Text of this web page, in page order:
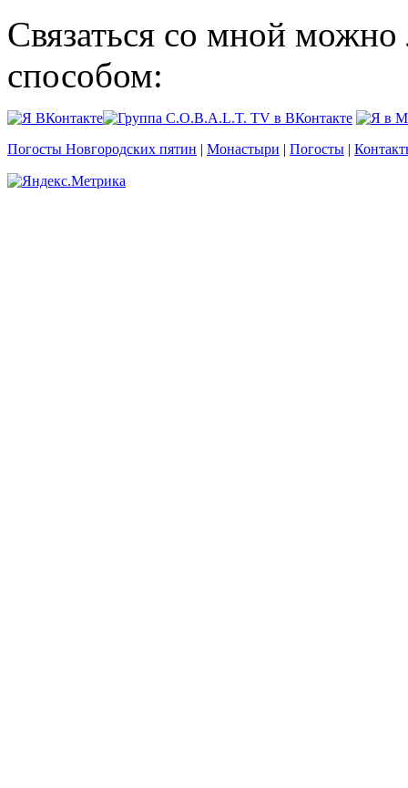
Связаться со мной
способом:
Погосты Новгородских пятин | Монастыри | Погосты |